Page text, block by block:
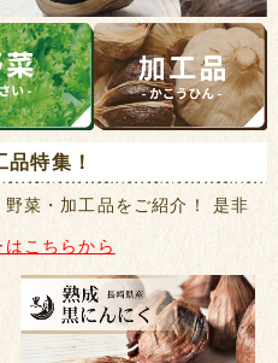
特集！
菜・加工品をご紹介！ 是非
こちらから